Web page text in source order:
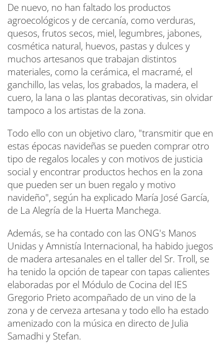
De nuevo, no han faltado los productos
agroecológicos y de cercanía, como verduras,
quesos, frutos secos, miel, legumbres, jabones,
cosmética natural, huevos, pastas y dulces y
muchos artesanos que trabajan distintos
materiales, como la cerámica, el macramé, el
ganchillo, las velas, los grabados, la madera, el
cuero, la lana o las plantas decorativas, sin olvidar
tampoco a los artistas de la zona.
Todo ello con un objetivo claro, "transmitir que en
estas épocas navideñas se pueden comprar otro
tipo de regalos locales y con motivos de justicia
social y encontrar productos hechos en la zona
que pueden ser un buen regalo y motivo
navideño", según ha explicado María José García,
de La Alegría de la Huerta Manchega.
Además, se ha contado con las ONG's Manos
Unidas y Amnistía Internacional, ha habido juegos
de madera artesanales en el taller del Sr. Troll, se
ha tenido la opción de tapear con tapas calientes
elaboradas por el Módulo de Cocina del IES
Gregorio Prieto acompañado de un vino de la
zona y de cerveza artesana y todo ello ha estado
amenizado con la música en directo de Julia
Samadhi y Stefan.